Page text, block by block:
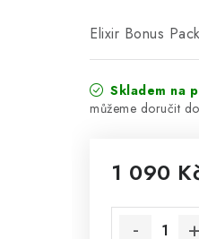
Elixir Bonus Pack
Skladem na
1 090